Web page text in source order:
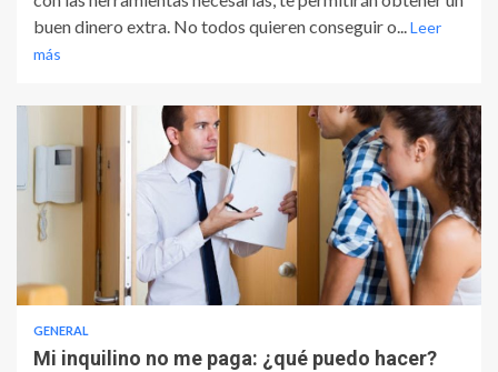
buen dinero extra. No todos quieren conseguir o...Leer
más
GENERAL
Mi inquilino no me paga: ¿qué puedo hacer?